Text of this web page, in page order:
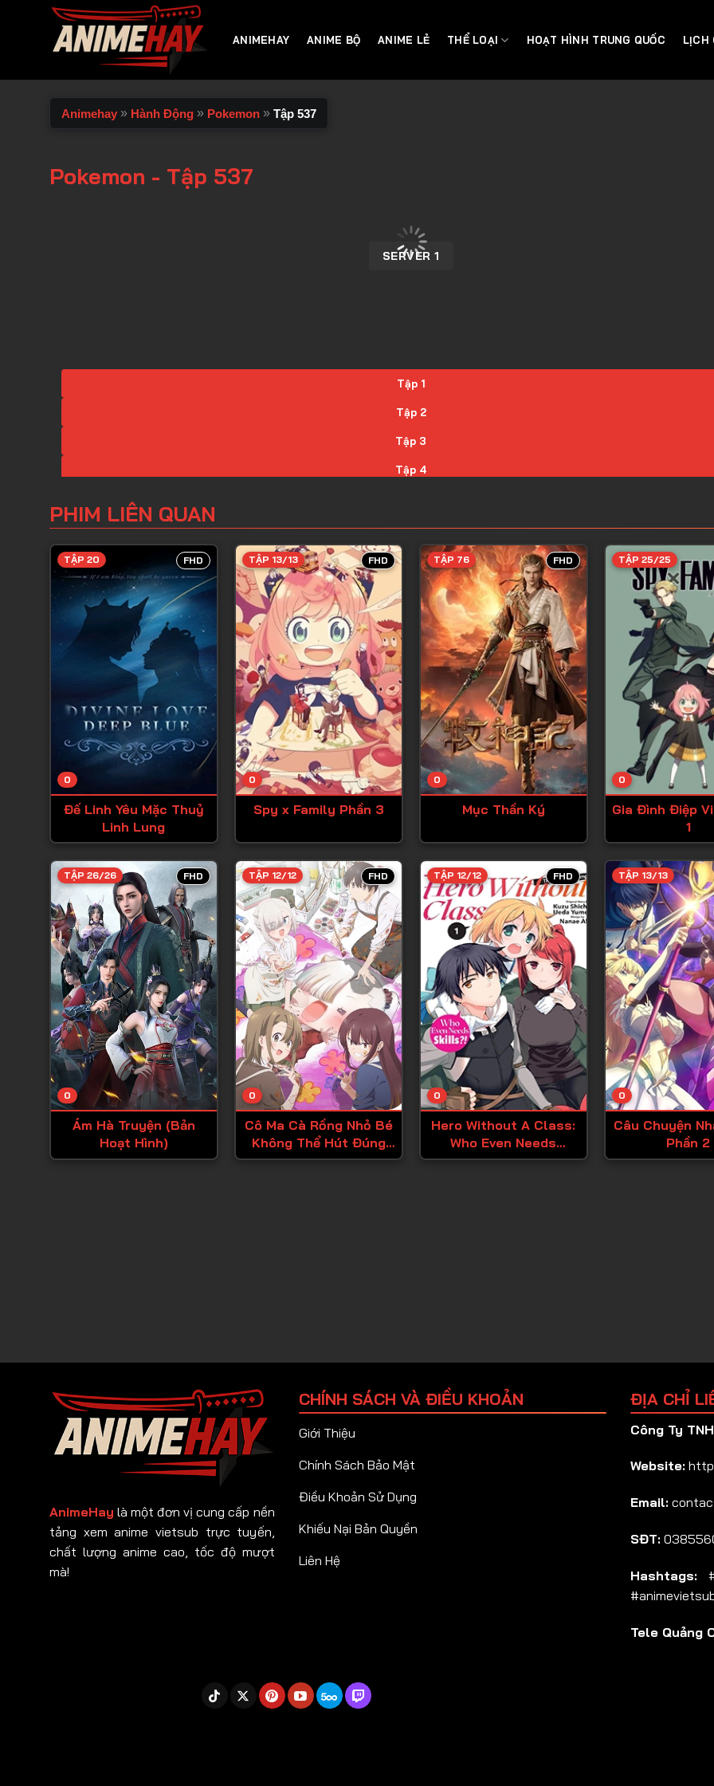
ANIMEHAY ANIME BỘ ANIME LẺ THỂ LOẠI HOẠT HÌNH TRUNG QUỐC LỊCH
Animehay » Hành Động » Pokemon » Tập 537
Pokemon - Tập 537
SERVER 1
Tập 1
Tập 2
Tập 3
Tập 4
Tập 6
Tập 7
Tập 9
Tập 10
Tập 11
Tập 12
Tập 13
Tập 14
Tập 15
Tập 17
Tập 18
Tập 19
Tập 20
Tập 21
Tập 22
Tập 23
Tập 24
Tập 25
Tập 26
Tập 27
Tập 28
Tập 36
Tập 37
Tập 39
Tập 40
Tập 41
PHIM LIÊN QUAN
FHD
0
TẬP 20
Đế Linh Yêu Mặc Thuỷ
Linh Lung
FHD
0
TẬP 13/13
Spy x Family Phần 3
FHD
0
TẬP 76
Mục Thần Ký
0
TẬP 25/25
Gia Đình Điệp
1
FHD
0
TẬP 26/26
Ám Hà Truyện (Bản
Hoạt Hình)
FHD
0
TẬP 12/12
Cô Ma Cà Rồng Nhỏ Bé
Không Thể Hút Đúng
Cách
FHD
0
TẬP 12/12
Hero Without A Class:
Who Even Needs
Skills?!
0
TẬP 13/13
Câu Chuyện
Phần 2
AnimeHay là một đơn vị cung cấp nền
tảng xem anime vietsub trực tuyến,
chất lượng anime cao, tốc độ mượt
mà!
CHÍNH SÁCH VÀ ĐIỀU KHOẢN
Giới Thiệu
Chính Sách Bảo Mật
Điều Khoản Sử Dụng
Khiếu Nại Bản Quyền
Liên Hệ
ĐỊA CHỈ
Công Ty
Website:
Email:
SĐT:
Hashtags:
Tele Quảng